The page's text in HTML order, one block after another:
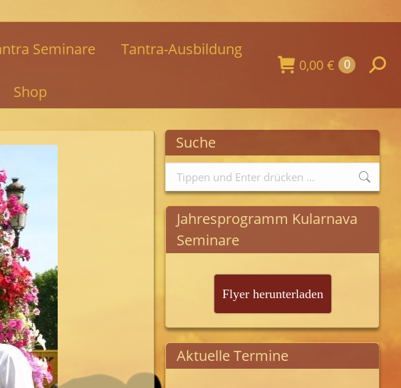
Seminare Tantra-Ausbildung
Shop
0,00 € 0
Suche
Search:
Jahresprogramm Kularnava
Seminare
Flyer herunterladen
Aktuelle Termine